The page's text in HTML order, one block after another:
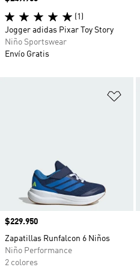
Precio
$229.950
Zapatillas Runfalcon 6 Niños
Niño Performance
2 colores
(1)
Jogger adidas Pixar Toy Story
Niño Sportswear
Envío Gratis